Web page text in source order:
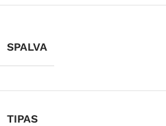
SPALVA
TIPAS